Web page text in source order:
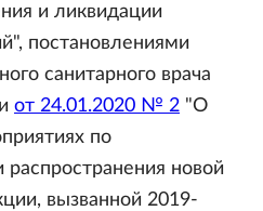
и ликвидации
постановлениями
санитарного врача
от 24.01.2020 № 2 "О
по
новой
вызванной 2019-